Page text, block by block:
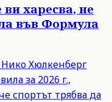
харесва, не
във Формула
Хюлкенберг
за 2026 г.,
спортът трябва да